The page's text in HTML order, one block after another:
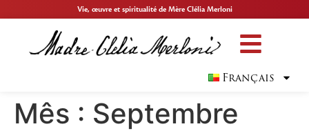
Vie, œuvre et spiritualité de Mère Clélia Merloni
Français
Mês : Septembre